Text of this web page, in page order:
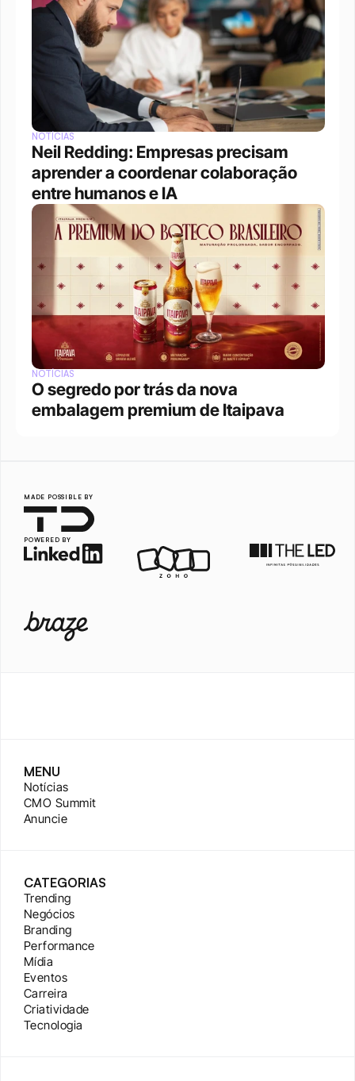
NOTÍCIAS
Neil Redding: Empresas precisam
aprender a coordenar colaboração
entre humanos e IA
NOTÍCIAS
O segredo por trás da nova
embalagem premium de Itaipava
MADE POSSIBLE BY
POWERED BY
MENU
Notícias
CMO Summit
Anuncie
CATEGORIAS
Trending
Negócios
Branding
Performance
Mídia
Eventos
Carreira
Criatividade
Tecnologia